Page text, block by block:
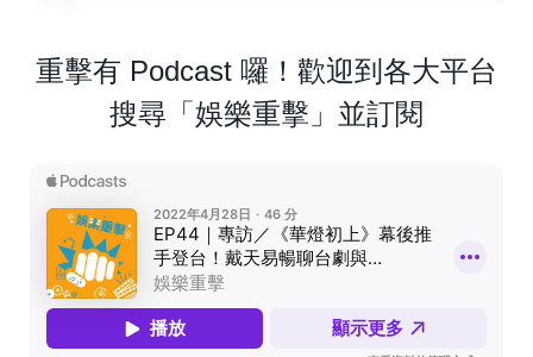
重擊有 Podcast 囉！歡迎到各大平台
搜尋「娛樂重擊」並訂閱